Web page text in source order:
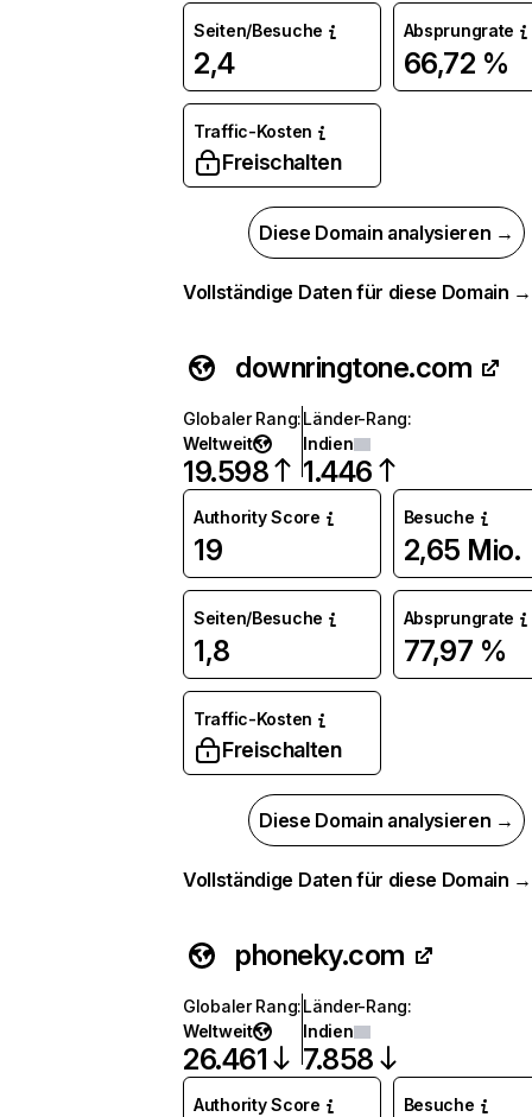
Seiten/Besuche
2,4
Absprungrate
66,72 %
Traffic-Kosten
Freischalten
Diese Domain analysieren →
Vollständige Daten für diese Domain →
downringtone.com
Globaler Rang:
Weltweit
19.598
Länder-Rang:
Indien
1.446
Authority Score
19
Besuche
2,65 Mio.
Seiten/Besuche
1,8
Absprungrate
77,97 %
Traffic-Kosten
Freischalten
Diese Domain analysieren →
Vollständige Daten für diese Domain →
phoneky.com
Globaler Rang:
Weltweit
26.461
Länder-Rang:
Indien
7.858
Authority Score Besuche